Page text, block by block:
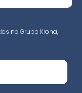
no Grupo Krona,